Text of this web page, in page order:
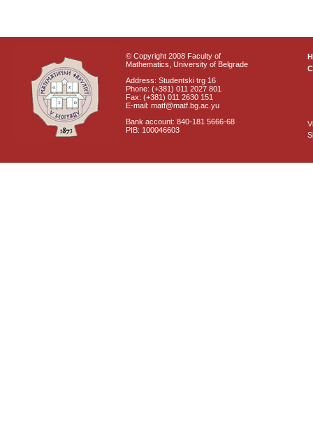
© Copyright 2008 Faculty of
Mathematics, University of Belgrade
Address: Studentski trg 16
Phone: (+381) 011 2027 801
Fax: (+381) 011 2630 151
E-mail: matf@matf.bg.ac.yu
Bank account: 840-181 5666-68
PIB: 100046603